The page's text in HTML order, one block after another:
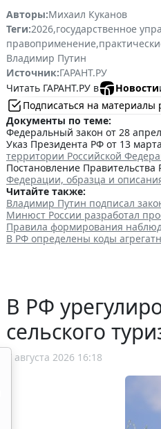
Авторы:Михаил Куканов
Теги:2026,государственное
правоприменение,
Владимир Путин
Источник:ГАРАНТ.РУ
Читать ГАРАНТ.РУ в
Новости
Подписаться на материалы
Документы по теме:
Федеральный закон от 28
Указ Президента РФ от 13
территории Российской
Постановление
Федерации, образца и
Читайте также:
Владимир Путин подписал
Минюст России разработал
Правила формирования
В РФ определены коды
В РФ
сельского
7 августа 2026 16:18